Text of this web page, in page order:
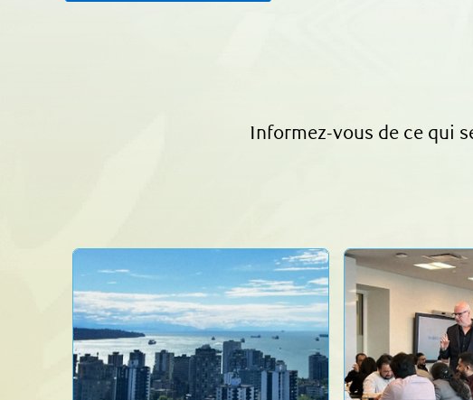
Informez-vous de ce qui